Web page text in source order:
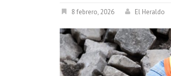
8 febrero, 2026 El Heraldo